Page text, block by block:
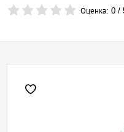
Оценка:0 /